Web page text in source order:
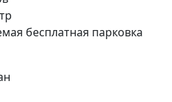
бесплатная парковка